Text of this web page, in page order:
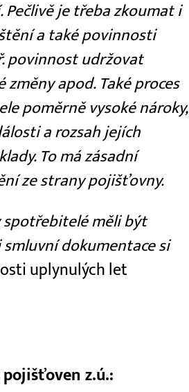
je třeba zkoumat i
a také povinnosti
povinnost udržovat
apod. Také proces
poměrně vysoké nároky,
a rozsah jejích
To má zásadní
ze strany pojišťovny.
spotřebitelé měli být
dokumentace si
uplynulých let
pojišťoven z.ú.: